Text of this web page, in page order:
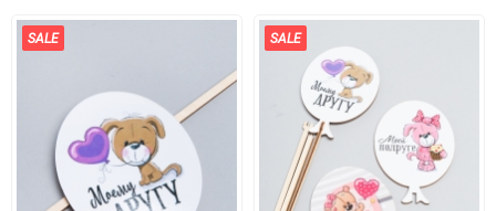
SALE SALE